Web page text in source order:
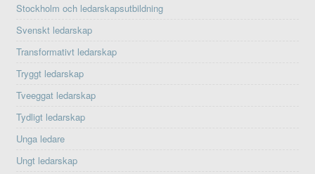
Stockholm och ledarskapsutbildning
Svenskt ledarskap
Transformativt ledarskap
Tryggt ledarskap
Tveeggat ledarskap
Tydligt ledarskap
Unga ledare
Ungt ledarskap